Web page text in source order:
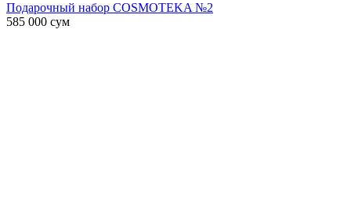
Подарочный набор COSMOTEKA №2
585 000 сум